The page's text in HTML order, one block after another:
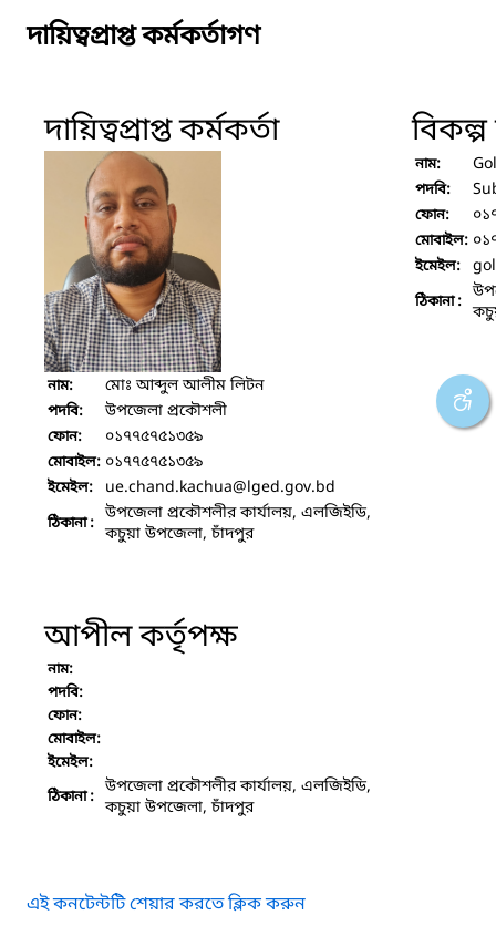
দায়িত্বপ্রাপ্ত কর্মকর্তাগণ
দায়িত্বপ্রাপ্ত কর্মকর্তা
নাম: মোঃ আব্দুল আলীম লিটন
পদবি: উপজেলা প্রকৌশলী
ফোন: ০১৭৭৫৭৫১৩৫৯
মোবাইল: ০১৭৭৫৭৫১৩৫৯
ইমেইল: ue.chand.kachua@lged.gov.bd
ঠিকানা : উপজেলা প্রকৌশলীর কার্যালয়, এলজিইডি,
কচুয়া উপজেলা, চাঁদপুর
বিকল্প
নাম:
পদবি:
ফোন:
মোবাইল:
ইমেইল:
ঠিকানা :
আপীল কর্তৃপক্ষ
নাম:
পদবি:
ফোন:
মোবাইল:
ইমেইল:
ঠিকানা : উপজেলা প্রকৌশলীর কার্যালয়, এলজিইডি,
কচুয়া উপজেলা, চাঁদপুর
এই কনটেন্টটি শেয়ার করতে ক্লিক করুন